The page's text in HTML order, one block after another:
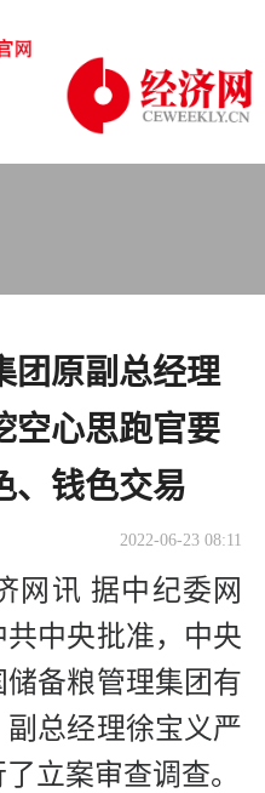
团原副总经理
空心思跑官要
、钱色交易
2022-06-23 08:11
网讯 据中纪委网
中央批准，中央
备粮管理集团有
总经理徐宝义严
立案审查调查。